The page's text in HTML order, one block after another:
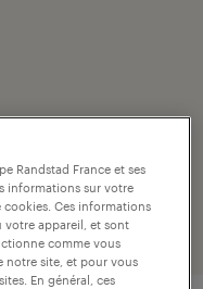
Randstad France et ses
informations sur votre
Ces informations
votre appareil, et sont
comme vous
notre site, et pour vous
En général, ces